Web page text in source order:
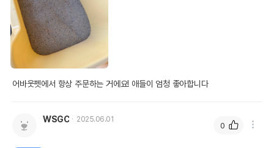
어바웃펫에서 항상 주문하는 거에요! 애들이 엄청 좋아합니다
WSGC 2025.06.01
0